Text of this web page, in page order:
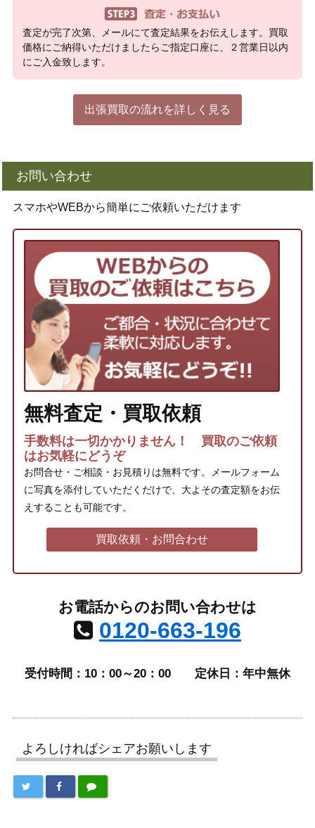
査定が完了次第、メールにて査定結果をお伝えします。買取
価格にご納得いただけましたらご指定口座に、２営業日以内
にご入金致します。
出張買取の流れを詳しく見る
お問い合わせ
スマホやWEBから簡単にご依頼いただけます
無料査定・買取依頼
手数料は一切かかりません！ 買取のご依頼
はお気軽にどうぞ
お問合せ・ご相談・お見積りは無料です。メールフォーム
に写真を添付していただくだけで、大よその査定額をお伝
えすることも可能です。
買取依頼・お問合わせ
お電話からのお問い合わせは
0120-663-196
受付時間：10：00～20：00 定休日：年中無休
よろしければシェアお願いします